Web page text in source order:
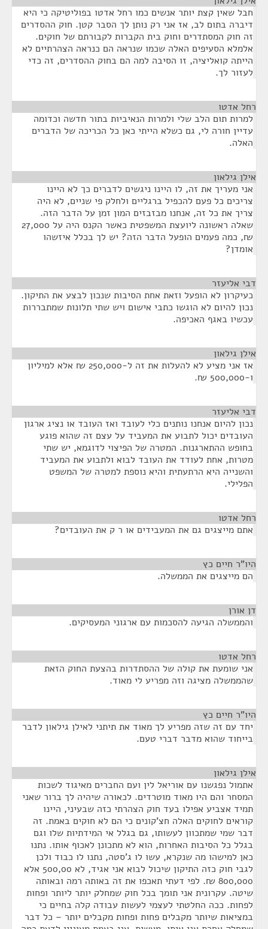
חבל שאין קצת יותר אנשים כמו רחל אדטו בפוליטיקה כי היא
דיברה בתום לב, אז אני רק נותן לך הסבר קטן. חוק ההסדרים
זה חוק המסתדרים וחוק בית הקברות לקבורתם של חוקים.
אלמלא הסעיפים האלה שכמו שנראה הם כנראה הצהרתיים לא
הייתה קואליציה, זו הסיבה למה הם בחוק ההסדרים, זה כדי
לעזור לך.
רחל אדטו
למרות תום הלב שלי ולמרות הנאיביות בתור חדשה וכדומה
עדיין חורה לי, גם כשלא הייתי כאן כל הכריכה של הדברים
האלה.
אילן גילאון
אני מעריך את זה, לו היינו ניגשים לדברים כך לא היינו
צריכים כל פעם להכפיל ברגליים ולחלק פי שניים, לא היה
צריך את כל זה, אנחנו מבזבזים המון זמן על הדבר הזה.
שאלה ראשונה ליועצת המשפטית כאשר הקנס היה על 27,000
₪, כמה פעמים הופעל הדבר הזה? יש לך בכלל איזשהו
אומדן?
דבי אליעזר
כעיקרון לא הופעל וזאת אחת הסיבות שנכון לבצע את התיקון.
נכון להיום לא הוגשו כתבי אישום ויש שתי תלונות שמתבררות
עכשיו באגף האכיפה.
אילן גילאון
אז אני מציע לא להעלות את זה ל-250,000 ₪ אלא למיליון
ו-500,000 ₪.
דבי אליעזר
נכון להיום אנחנו נותנים כלי לעובד ואז העובד או נציג ארגון
העובדים יכול לתבוע את המעביד על עצם זה שהוא פוגע
בחופש ההתארגנות. המטרה של הפיצוי לדוגמא, יש שתי
מטרות, אחת לעודד את העובד לבוא ולתבוע את המעביד
והשנייה היא הרתעתית והיא נוספת למטרה של המשפט
הפלילי.
רחל אדטו
אתם מייצגים גם את המעבידים או ר ק את העובדים?
היו"ר חיים כץ
הם מייצגים את הממשלה.
דן אורן
והממשלה הגיעה להסכמות עם ארגוני המעסיקים.
רחל אדטו
אני שומעת את קולה של ההסתדרות בהצעת החוק הזאת
שהממשלה מציגה וזה מפריע לי מאוד.
היו"ר חיים כץ
יחד עם זה שזה מפריע לך מאוד את תיתני לאילן גילאון לדבר
בייחוד שהוא מדבר דברי טעם.
אילן גילאון
אתמול נפגשנו עם אוריאל לין ועם החברים מאיגוד לשכות
המסחר והם היו מאוד מוטרדים. לכאורה שיהיה לך ברור שאני
תמיד אצביע אפילו בעד חוק הצהרתי כזה שבעיני, היינו
קוראים לחוקים האלה חצ'קונים כי הם לא חוקים באמת. זה
דבר שמי שמתכוון לעשותו, גם בגלל אי המידתיות שלו וגם
בגלל כל הסיבות האחרות, הוא לא מתכונן לאכוף אותו. נתנו
כאן למישהו מה שנקרא, עשו לו ג'סטה, נתנו לו כבוד ולכן
לגבי חוק כזה התיקון שיכול לבוא אני אגיד, לא 500,00 אלא
800,000 ₪. לפי דעתי תאכפו את זה באותה רמה ובאותה
שיטה. עקרונית אני תומך בכל חוק שמחלק יותר ליותר ופחות
לפחות. ככה החלטתי לעצמי לעשות עבודה קלה בחיים כי
במציאות שיותר מקבלים פחות ופחות מקבלים יותר – כל דבר